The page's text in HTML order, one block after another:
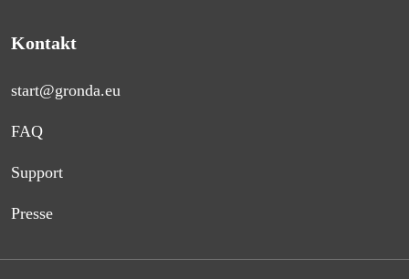
Kontakt
start@gronda.eu
FAQ
Support
Presse